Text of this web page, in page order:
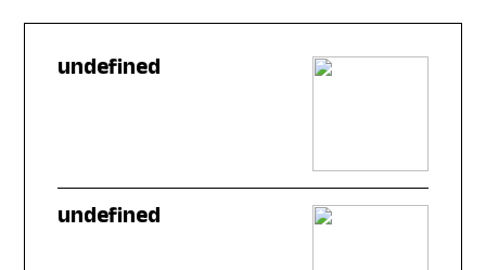
undefined
undefined